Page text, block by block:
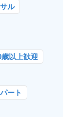
ル
歳以上歓迎
ート